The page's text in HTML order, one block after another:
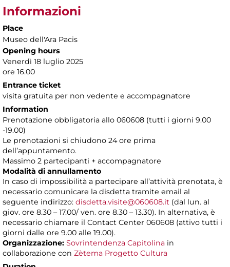
Informazioni
Place
Museo dell'Ara Pacis
Opening hours
Venerdì 18 luglio 2025
ore 16.00
Entrance ticket
visita gratuita per non vedente e accompagnatore
Information
Prenotazione obbligatoria allo 060608 (tutti i giorni 9.00
-19.00)
Le prenotazioni si chiudono 24 ore prima
dell’appuntamento.
Massimo 2 partecipanti + accompagnatore
Modalità di annullamento
In caso di impossibilità a partecipare all’attività prenotata, è
necessario comunicare la disdetta tramite email al
seguente indirizzo: disdetta.visite@060608.it (dal lun. al
giov. ore 8.30 – 17.00/ ven. ore 8.30 – 13.30). In alternativa, è
necessario chiamare il Contact Center 060608 (attivo tutti i
giorni dalle ore 9.00 alle 19.00).
Organizzazione: Sovrintendenza Capitolina in
collaborazione con Zètema Progetto Cultura